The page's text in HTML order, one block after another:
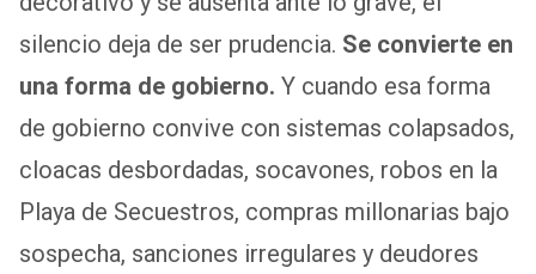
silencio deja de ser prudencia. Se convierte en
una forma de gobierno. Y cuando esa forma
de gobierno convive con sistemas colapsados,
cloacas desbordadas, socavones, robos en la
Playa de Secuestros, compras millonarias bajo
sospecha, sanciones irregulares y deudores